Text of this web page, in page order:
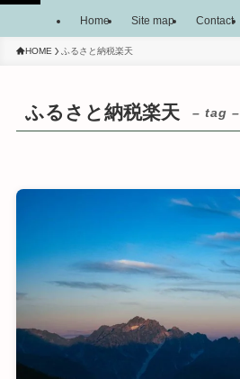
Home Site map Contact
HOME ふるさと納税楽天
ふるさと納税楽天 – tag –